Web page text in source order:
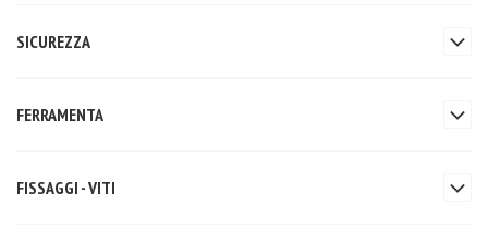
SICUREZZA
FERRAMENTA
FISSAGGI - VITI